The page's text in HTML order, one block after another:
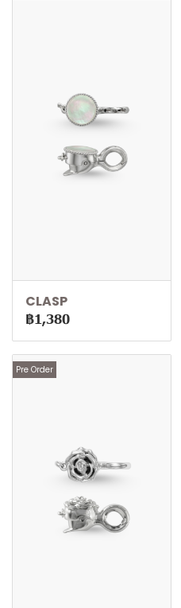
CLASP
฿1,380
Pre Order